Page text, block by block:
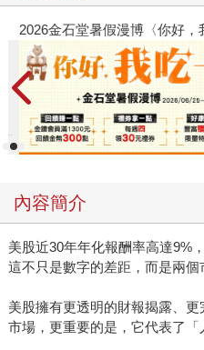
2026金石堂暑假漫博〈你好，
內容簡介
美股近30年年化報酬率高達9%
這不只是數字的差距，而是兩個
美股擁有更透明的財報揭露、
市場，更重要的是，它代表了「